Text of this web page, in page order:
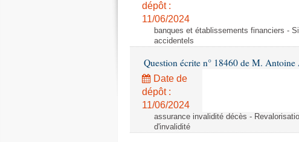
dépôt :
11/06/2024
banques et établissements financiers -
accidentels
Question écrite n° 18460 de M. Antoine
Date de
dépôt :
11/06/2024
assurance invalidité décès -
d'invalidité